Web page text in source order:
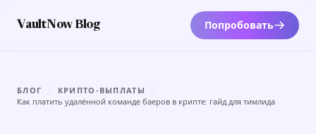
VaultNow Blog Попробовать
БЛОГ КРИПТО-ВЫПЛАТЫ
Как платить удалённой команде баеров в крипте: гайд для тимлида